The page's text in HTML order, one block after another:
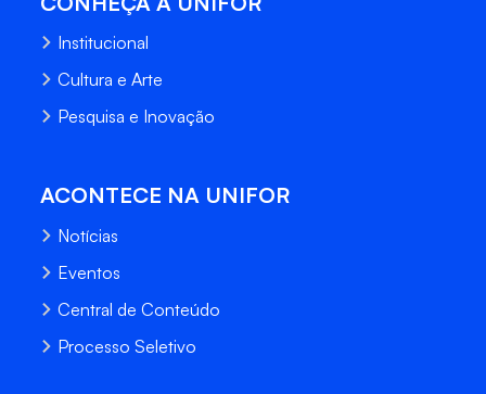
Institucional
Cultura e Arte
Pesquisa e Inovação
ACONTECE NA UNIFOR
Notícias
Eventos
Central de Conteúdo
Processo Seletivo